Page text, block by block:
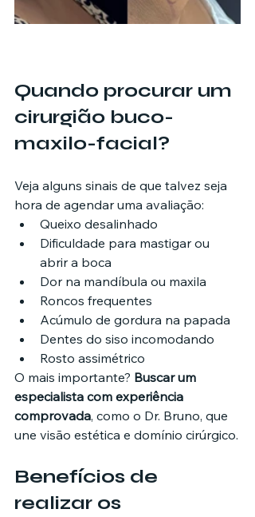
Quando procurar um
cirurgião buco-
maxilo-facial?
Veja alguns sinais de que talvez seja
hora de agendar uma avaliação:
Queixo desalinhado
Dificuldade para mastigar ou
abrir a boca
Dor na mandíbula ou maxila
Roncos frequentes
Acúmulo de gordura na papada
Dentes do siso incomodando
Rosto assimétrico
O mais importante? Buscar um
especialista com experiência
comprovada, como o Dr. Bruno, que
une visão estética e domínio cirúrgico.
Benefícios de
realizar os